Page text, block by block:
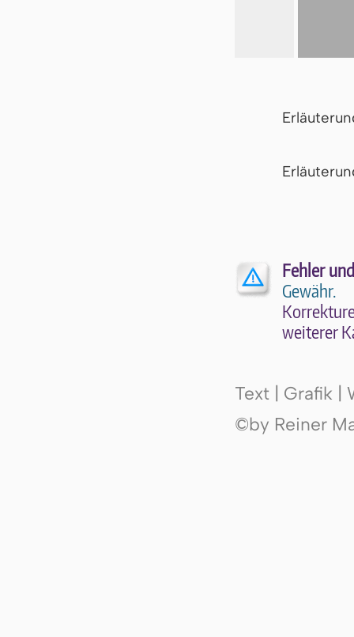
Fehler
Gewähr.
wei­te­rer
Text | Grafik |
©by Reiner